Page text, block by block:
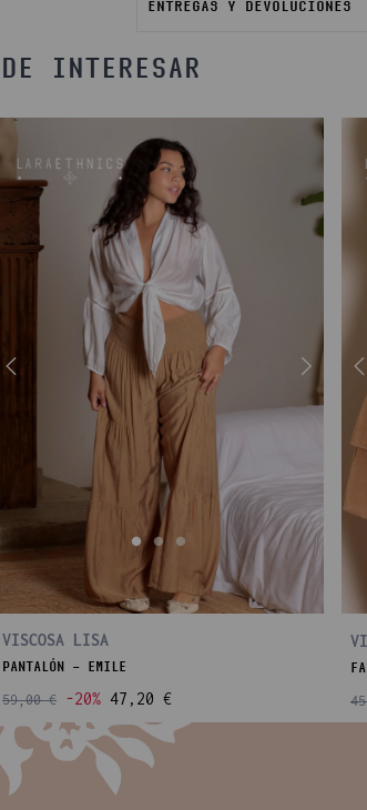
ENTREGAS Y DEVOLUCIONES
INTERESAR
VISCOSA LISA
PANTALÓN - EMILE
59,00 € -20% 47,20 €